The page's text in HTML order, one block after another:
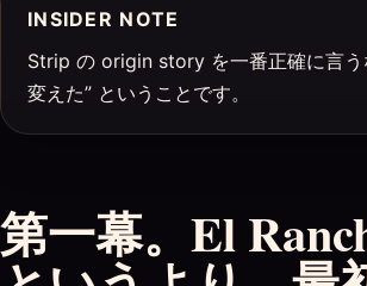
INSIDER NOTE
Strip の origin story を一番正確に言
変えた” ということです。
第一幕。El